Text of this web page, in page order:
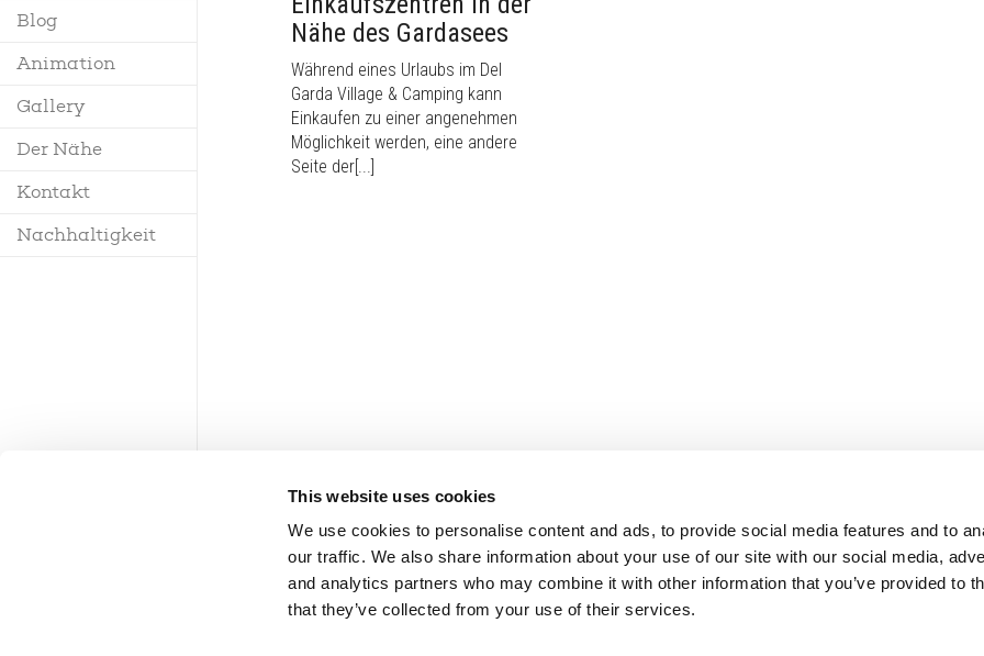
This website uses cookies
We use cookies to personalise content and ads, to provide social media features and to
our traffic. We also share information about your use of our site with our social media,
and analytics partners who may combine it with other information that you’ve provided to
that they’ve collected from your use of their services.
Villa
Mobilheim
Bungalow
Glamping
Blog
Animation
Gallery
Der Nähe
Kontakt
Wo sind wir
Anfrage Infos
Maps
Reglement
Nachhaltigkeit
Nähe des Gardasees
Während eines Urlaubs im Del
Garda Village & Camping kann
Einkaufen zu einer angenehmen
Möglichkeit werden, eine andere
Seite der[...]